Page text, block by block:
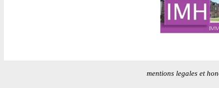
mentions legales et